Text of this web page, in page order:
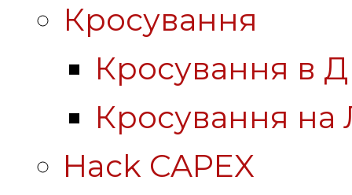
Кросування
Кросування в
Кросування на
Hack CAPEX